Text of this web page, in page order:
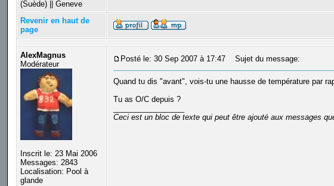
(Suède) || Geneve
Revenir en haut de
page
AlexMagnus
Modérateur
Inscrit le: 23 Mai 2006
Messages: 2843
Localisation: Pool à
glande
Posté le: 30 Sep 2007 à 17:47 Sujet du message:
Quand tu dis "avant", vois-tu une hausse de température par
Tu as O/C depuis ?
Ceci est un bloc de texte qui peut être ajouté aux messages